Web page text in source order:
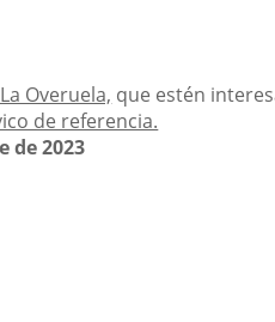
Overuela, que estén
de referencia.
de 2023